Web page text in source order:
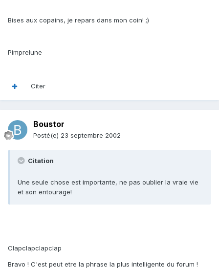
Bises aux copains, je repars dans mon coin! ;)
Pimprelune
Citer
Boustor
Posté(e) 23 septembre 2002
Citation
Une seule chose est importante, ne pas oublier la vraie vie
et son entourage!
Clapclapclapclap
Bravo ! C'est peut etre la phrase la plus intelligente du forum !